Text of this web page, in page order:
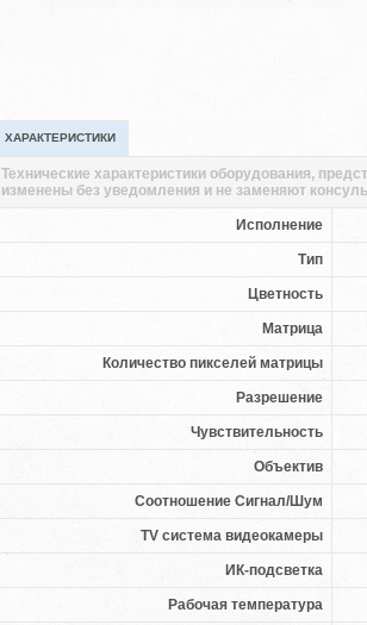
ХАРАКТЕРИСТИКИ
Исполнение
Тип
Цветность
Матрица
Количество пикселей матрицы
Разрешение
Чувствительность
Объектив
Соотношение Сигнал/Шум
TV система видеокамеры
ИК-подсветка
Рабочая температура
Технические характеристики оборудования,
изменены без уведомления и не заменяют